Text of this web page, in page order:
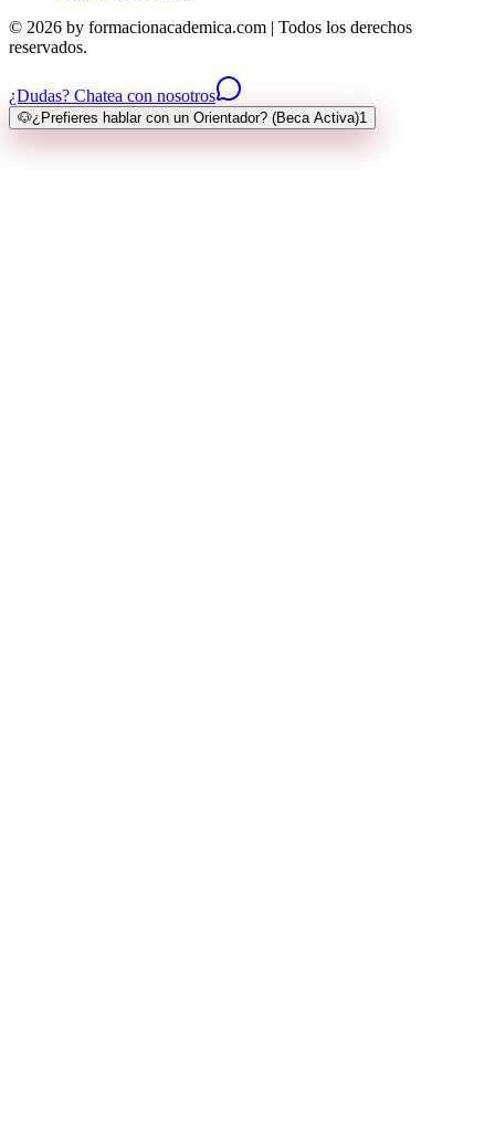
© 2026 by formacionacademica.com | Todos los derechos
reservados.
¿Dudas? Chatea con nosotros
🐶¿Prefieres hablar con un Orientador? (Beca Activa)1